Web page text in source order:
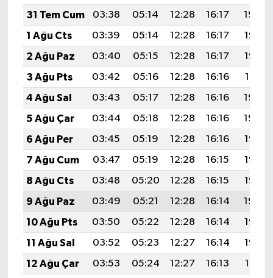
31 Tem Cum
03:38 05:14 12:28 16:17
19:34
1 Ağu Cts
03:39 05:14 12:28 16:17
19:33
2 Ağu Paz
03:40 05:15 12:28 16:17
19:32
3 Ağu Pts
03:42 05:16 12:28 16:16
19:31
4 Ağu Sal
03:43 05:17 12:28 16:16
19:30
5 Ağu Çar
03:44 05:18 12:28 16:16
19:29
6 Ağu Per
03:45 05:19 12:28 16:16
19:28
7 Ağu Cum
03:47 05:19 12:28 16:15
19:27
8 Ağu Cts
03:48 05:20 12:28 16:15
19:25
9 Ağu Paz
03:49 05:21 12:28 16:14
19:24
10 Ağu Pts
03:50 05:22 12:28 16:14
19:23
11 Ağu Sal
03:52 05:23 12:27 16:14
19:22
12 Ağu Çar
03:53 05:24 12:27 16:13
19:21